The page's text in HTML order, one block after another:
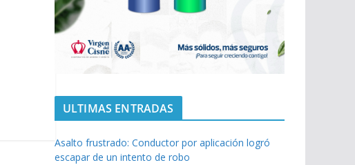
ULTIMAS ENTRADAS
Asalto frustrado: Conductor por aplicación logró
escapar de un intento de robo